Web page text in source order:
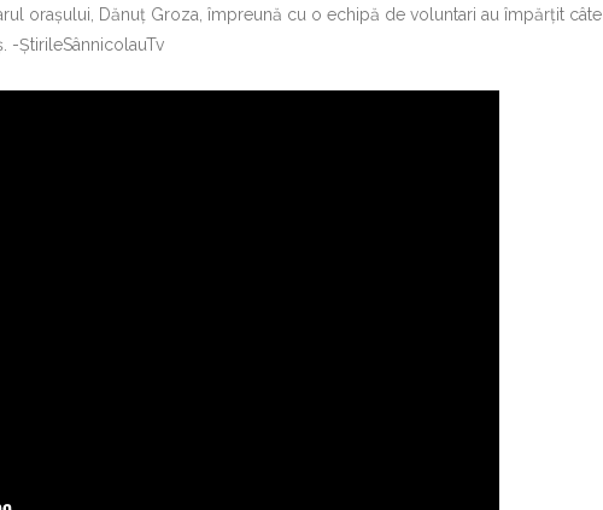
orașului, Dănuț Groza, împreună cu o echipă de voluntari au împărțit
-ȘtirileSânnicolauTv